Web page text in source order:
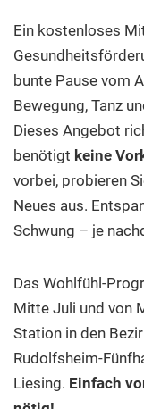
Ein kostenloses
bunte Pause vom
Bewegung, Tanz
Dieses Angebot
benötigt keine
vorbei, probieren
Neues aus.
Schwung – je
Das Wohlfühl-
Mitte Juli und von
Station in den
Rudolfsheim-
Liesing. Einfach